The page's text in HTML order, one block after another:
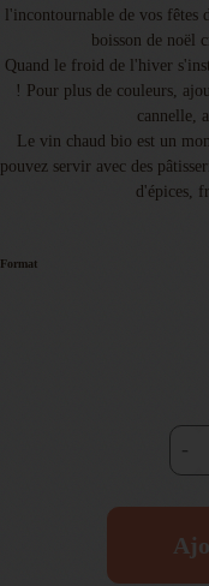
l'incontournable de vos fêtes
boisson de noël
Quand le froid de l'hiver
! Pour plus de couleurs,
cannelle,
Le vin chaud bio est un
pouvez servir avec des
d'épices,
Format
-